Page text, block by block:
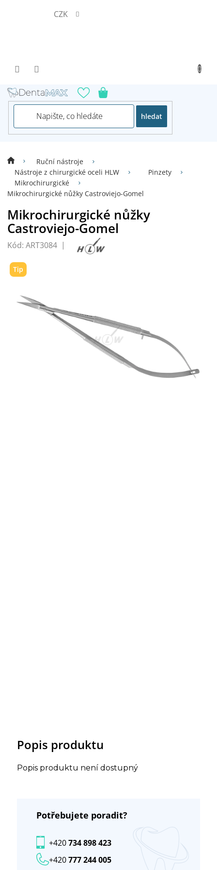
CZK
hledat
Ruční nástroje
Nástroje z chirurgické oceli HLW
Pinzety
Mikrochirurgické
Mikrochirurgické nůžky Castroviejo-Gomel
Mikrochirurgické nůžky
Castroviejo-Gomel
Kód: ART3084
Tip
Popis produktu
Popis produktu není dostupný
Potřebujete poradit?
+420777 244 005
+420734 898 423